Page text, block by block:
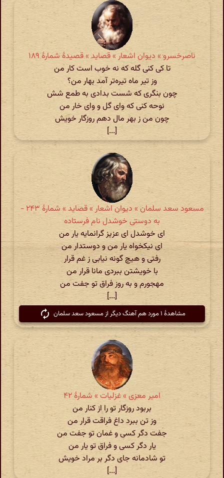
ناصرخسرو » دیوان اشعار » قصاید » قصیدهٔ شمارهٔ ۱۸۹
تا کی کنی گله که نه خوب است کار من
وز تیر ماه تیره‌تر آمد بهار من؟
چون بنگری که شست بدادی به طمع شش
نوحه کنی که وای گل و وای خار من
چون من ز بهر مال دهم روزگار خویش
[...]
مسعود سعد سلمان » دیوان اشعار » قصاید » شمارهٔ ۲۴۳ -
به دوستی خوشدل نام فرستاده
ای خوشدل ای عزیز گرانمایه یار من
ای نیکخواه یار من و دوستدار من
رفتی و هیچ گونه نیابی ز غم قرار
با خویشتن ببردی مانا قرار من
مهجورم و به روز فراق تو جفت من
[...]
مشاهدهٔ ۱ مورد هم آهنگ دیگر از مسعود سعد سلمان
امیر معزی » غزلیات » شمارهٔ ۴۲
بربود روزگار تو را از کنار من
وز تن ببرد داغ فراقت قرار من
جفت دگر کسی و غمان تو جفت من
یار دگر کسی و فراق تو یار من
تو شادمانه جای دگر بر مراد خویش
[...]